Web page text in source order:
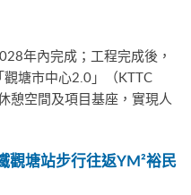
年內完成；工程完成後，
塘市中心2.0」（KTTC
憩空間及項目基座，實現人
觀塘站步行往返YM²裕民